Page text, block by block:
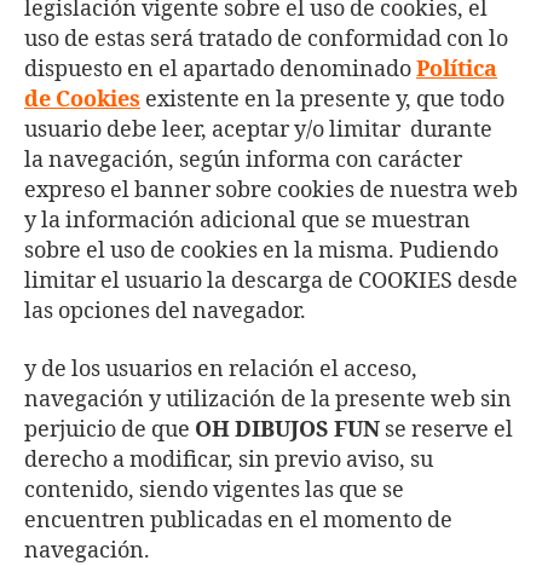
legislación vigente sobre el uso de cookies, el
uso de estas será tratado de conformidad con lo
dispuesto en el apartado denominadoPolítica
de Cookies existente en la presente y, que todo
usuario debe leer, aceptar y/o limitar durante
la navegación, según informa con carácter
expreso el banner sobre cookies de nuestra web
y la información adicional que se muestran
sobre el uso de cookies en la misma. Pudiendo
limitar el usuario la descarga de COOKIES desde
las opciones del navegador.
y de los usuarios en relación el acceso,
navegación y utilización de la presente web sin
perjuicio de que OH DIBUJOS FUN se reserve el
derecho a modificar, sin previo aviso, su
contenido, siendo vigentes las que se
encuentren publicadas en el momento de
navegación.